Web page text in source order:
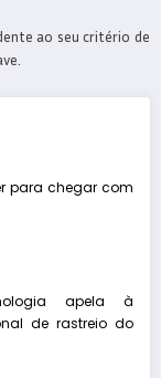
ao seu critério de
para chegar com
apela à
de rastreio do